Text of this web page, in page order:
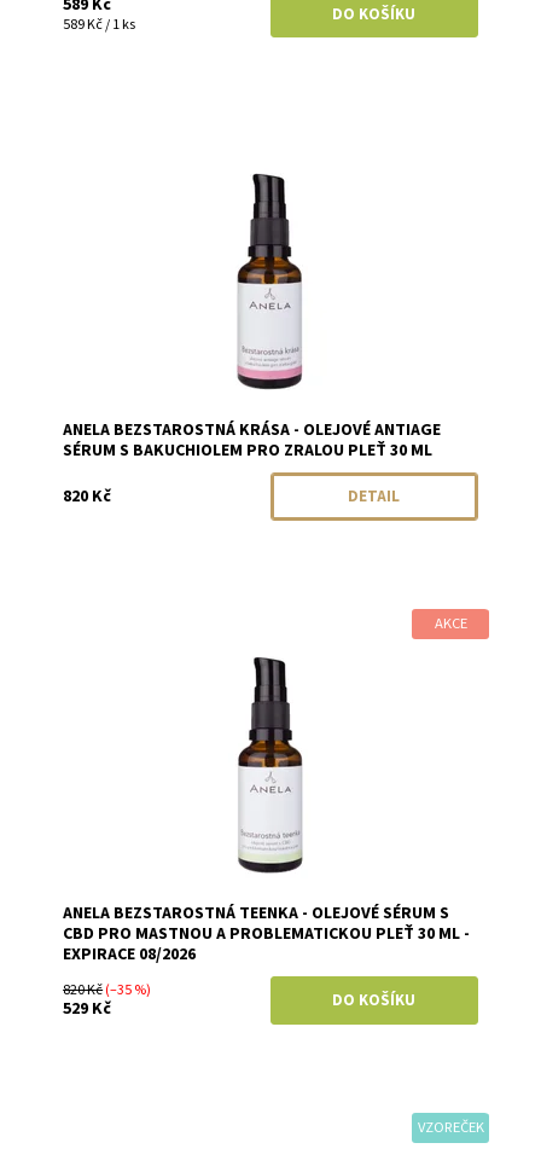
589 Kč / 1 ks
ANELA BEZSTAROSTNÁ KRÁSA - OLEJOVÉ ANTIAGE
SÉRUM S BAKUCHIOLEM PRO ZRALOU PLEŤ 30 ML
820 Kč
DETAIL
AKCE
ANELA BEZSTAROSTNÁ TEENKA - OLEJOVÉ SÉRUM S
CBD PRO MASTNOU A PROBLEMATICKOU PLEŤ 30 ML -
EXPIRACE 08/2026
820 Kč(–35 %)
529 Kč
VZOREČEK